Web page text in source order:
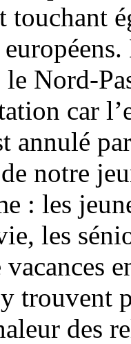
touchant
Nord-
car
annulé
notre
: les
les
trouvent
des